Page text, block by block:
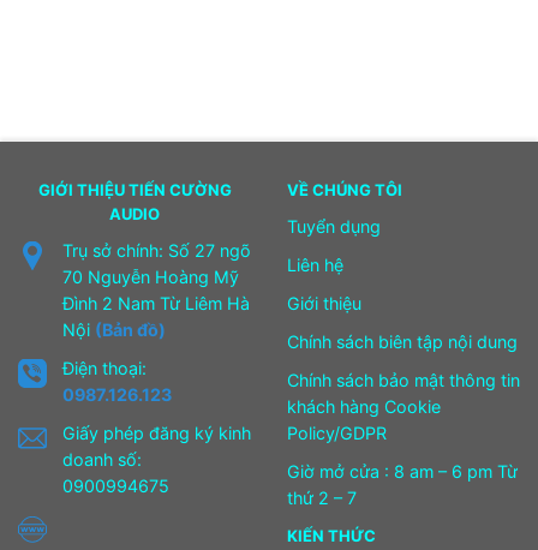
GIỚI THIỆU TIẾN CƯỜNG
AUDIO
Trụ sở chính: Số 27 ngõ
70 Nguyễn Hoàng Mỹ
Đình 2 Nam Từ Liêm Hà
Nội (Bản đồ)
Điện thoại:
0987.126.123
Giấy phép đăng ký kinh
doanh số:
0900994675
VỀ CHÚNG TÔI
Tuyển dụng
Liên hệ
Giới thiệu
Chính sách biên tập nội dung
Chính sách bảo mật thông tin
khách hàng Cookie
Policy/GDPR
Giờ mở cửa : 8 am – 6 pm Từ
thứ 2 – 7
KIẾN THỨC